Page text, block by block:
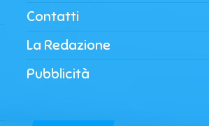
Contatti
La Redazione
Pubblicità